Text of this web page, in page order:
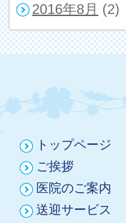
2016年8月 (2)
トップページ
ご挨拶
医院のご案内
送迎サービス